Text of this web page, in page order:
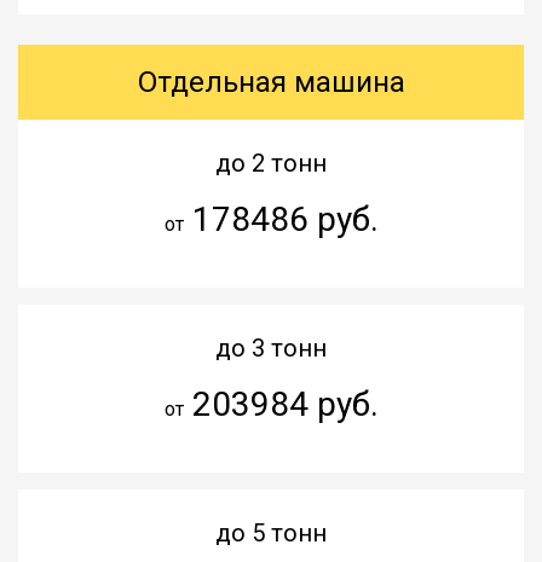
Отдельная машина
до 2 тонн
от178486 руб.
до 3 тонн
от203984 руб.
до 5 тонн